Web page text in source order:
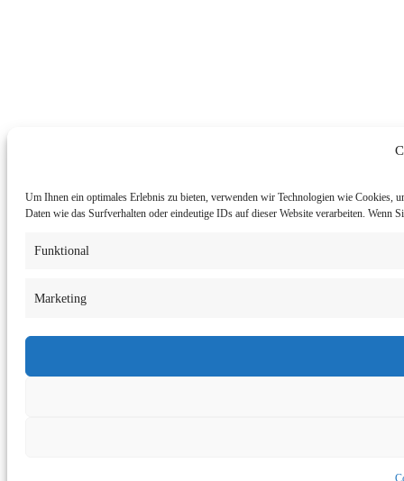
Um Ihnen ein optimales Erlebnis zu bieten, verwenden wir Technologien wie Cookies,
Daten wie das Surfverhalten oder eindeutige IDs auf dieser Website verarbeiten.
Funktional
Marketing